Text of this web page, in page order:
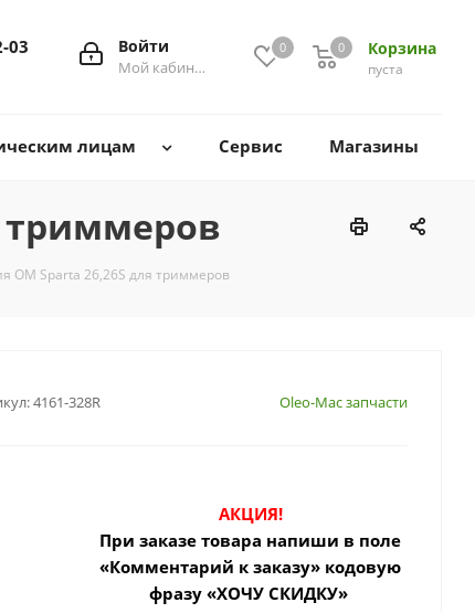
0 Корзина
0
пуста
0
Войти
Мой кабинет
03
лицам Сервис Магазины
триммеров
ОМ Sparta 26,26S для триммеров
4161-328R Oleo-Mac запчасти
АКЦИЯ!
При заказе товара напиши в поле
«Комментарий к заказу» кодовую
фразу «ХОЧУ СКИДКУ»